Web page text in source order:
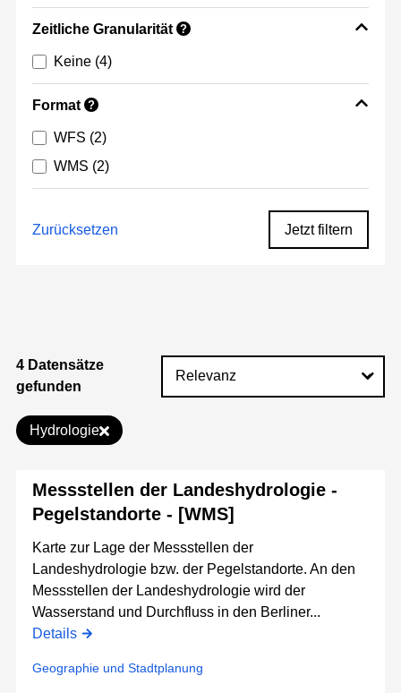
Zeitliche Granularität ?
Keine (4)
Format ?
WFS (2)
WMS (2)
Zurücksetzen Jetzt filtern
4 Datensätze
gefunden
Hydrologie
Messstellen der Landeshydrologie -
Pegelstandorte - [WMS]
Karte zur Lage der Messstellen der
Landeshydrologie bzw. der Pegelstandorte. An den
Messstellen der Landeshydrologie wird der
Wasserstand und Durchfluss in den Berliner...
Details
Geographie und Stadtplanung